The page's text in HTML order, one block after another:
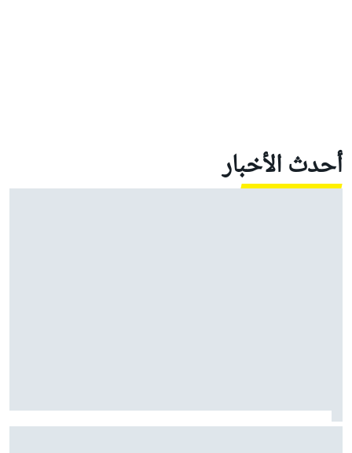
أحدث الأخبار
إكليستون: فيرستابن هو السبب الحقيقي وراء عودة جائزة